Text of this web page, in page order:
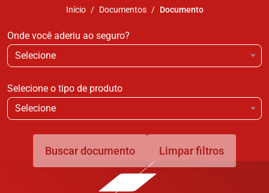
Início Documentos Documento
Onde você aderiu ao seguro?
Selecione
Selecione o tipo de produto
Selecione
Buscar documento Limpar filtros